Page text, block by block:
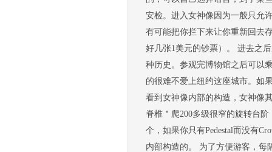
安检。进入女神像因为一般只允
有可能把你拦下来让你重新回去
好几张1美元的钞票）。 进去之
种历史。参观完博物馆之后可以
的很难不爱上纽约这座城市。如
看到女神像内部的构造，女神像
脊椎＂爬200多级很窄的旋转台
个，如果你只有Pedestal而没有
内部构造的。 为了方便游客，每